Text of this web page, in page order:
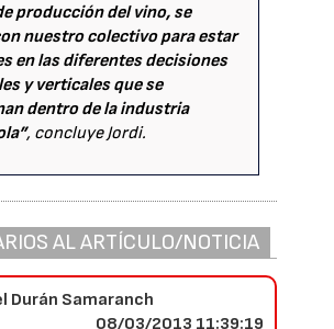
producción del vino, se
nuestro colectivo para estar
en las diferentes decisiones
y verticales que se
dentro de la industria
, concluye Jordi.
AL ARTÍCULO/NOTICIA
Durán Samaranch
08/03/2013 11:39:19